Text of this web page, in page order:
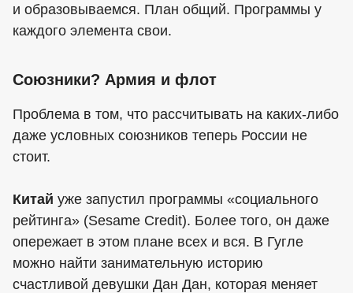
и образовываемся. План общий. Программы у
каждого элемента свои.
Союзники? Армия и флот
Проблема в том, что рассчитывать на каких-либо
даже условных союзников теперь России не
стоит.
Китай уже запустил программы «социального
рейтинга» (Sesame Credit). Более того, он даже
опережает в этом плане всех и вся. В Гугле
можно найти занимательную историю
счастливой девушки Дан Дан, которая меняет